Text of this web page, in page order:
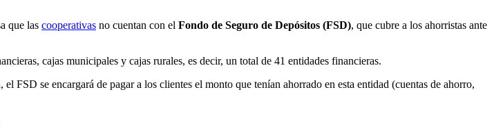
que las cooperativas no cuentan con el Fondo de Seguro de Depósitos (FSD), que cubre a los ahorristas ante
cajas municipales y cajas rurales, es decir, un total de 41 entidades financieras.
FSD se encargará de pagar a los clientes el monto que tenían ahorrado en esta entidad (cuentas de ahorro,